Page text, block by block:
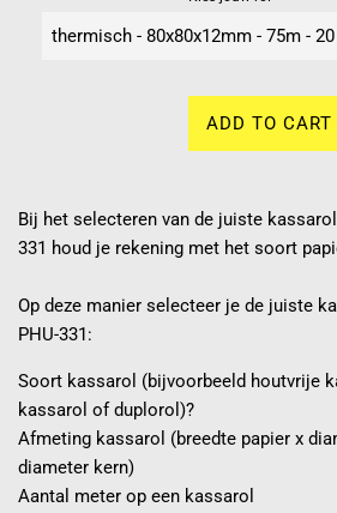
ADD TO CART
Bij het selecteren van de juiste
331 houd je rekening met het soort
Op deze manier selecteer je de juiste
PHU-331:
Soort kassarol (bijvoorbeeld houtvrije
kassarol of duplorol)?
Afmeting kassarol (breedte papier x
diameter kern)
Aantal meter op een kassarol